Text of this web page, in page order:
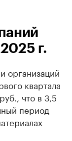
г.
организаций
квартала
что в 3,5
период